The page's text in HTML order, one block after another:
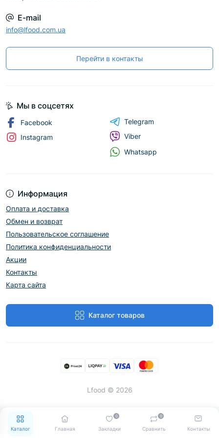
Каталог Главная Закладки
0
Сравнить
0
Контакты
E-mail
info@lfood.com.ua
Перейти в контакты
Информация
Оплата и доставка
Обмен и возврат
Пользовательское соглашение
Политика конфиденциальности
Акции
Контакты
Карта сайта
Каталог товаров
Мы в соцсетях
Facebook
Instagram
Telegram
Viber
Whatsapp
Lfood © 2026